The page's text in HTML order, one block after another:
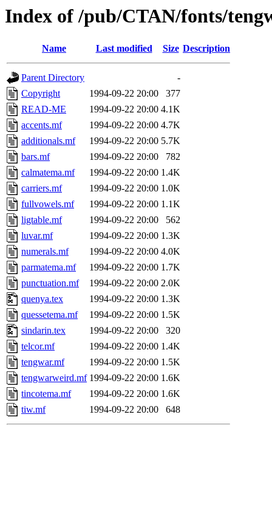
Index of /pub/CTAN/fonts/
Name Last modified Size Description
Parent Directory
-
Copyright
1994-09-22 20:00
377
READ-ME
1994-09-22 20:00 4.1K
accents.mf
1994-09-22 20:00 4.7K
additionals.mf
1994-09-22 20:00 5.7K
bars.mf
1994-09-22 20:00
782
calmatema.mf
1994-09-22 20:00 1.4K
carriers.mf
1994-09-22 20:00 1.0K
fullvowels.mf
1994-09-22 20:00 1.1K
ligtable.mf
1994-09-22 20:00
562
luvar.mf
1994-09-22 20:00 1.3K
numerals.mf
1994-09-22 20:00 4.0K
parmatema.mf
1994-09-22 20:00 1.7K
punctuation.mf
1994-09-22 20:00 2.0K
quenya.tex
1994-09-22 20:00 1.3K
quessetema.mf
1994-09-22 20:00 1.5K
sindarin.tex
1994-09-22 20:00
320
telcor.mf
1994-09-22 20:00 1.4K
tengwar.mf
1994-09-22 20:00 1.5K
tengwarweird.mf 1994-09-22 20:00 1.6K
tincotema.mf
1994-09-22 20:00 1.6K
tiw.mf
1994-09-22 20:00 648